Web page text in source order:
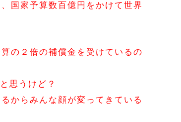
国家予算数百億円をかけて世界
の２倍の補償金を受けているの
思うけど？
からみんな顔が変ってきている